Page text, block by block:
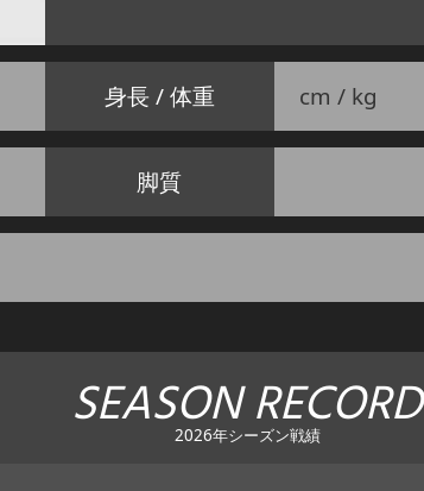
身長 / 体重 cm / kg
脚質
SEASON RECORD
2026年シーズン戦績